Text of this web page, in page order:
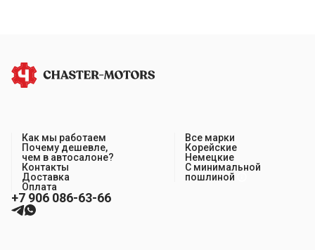
Как мы работаем
Почему дешевле,
чем в автосалоне?
Контакты
Доставка
Оплата
Все марки
Корейские
Немецкие
С минимальной
пошлиной
+7 906 086-63-66